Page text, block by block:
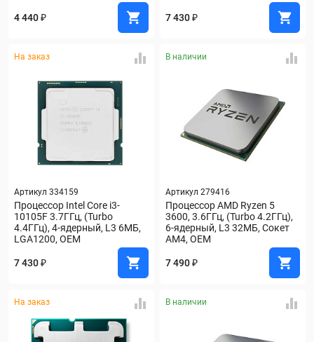
4 440 ₽ 7 430 ₽
На заказ
Артикул 334159
Процессор Intel Core i3-
10105F 3.7ГГц, (Turbo
4.4ГГц), 4-ядерный, L3 6МБ,
LGA1200, OEM
7 430 ₽
В наличии
Артикул 279416
Процессор AMD Ryzen 5
3600, 3.6ГГц, (Turbo 4.2ГГц),
6-ядерный, L3 32МБ, Сокет
AM4, OEM
7 490 ₽
На заказ В наличии